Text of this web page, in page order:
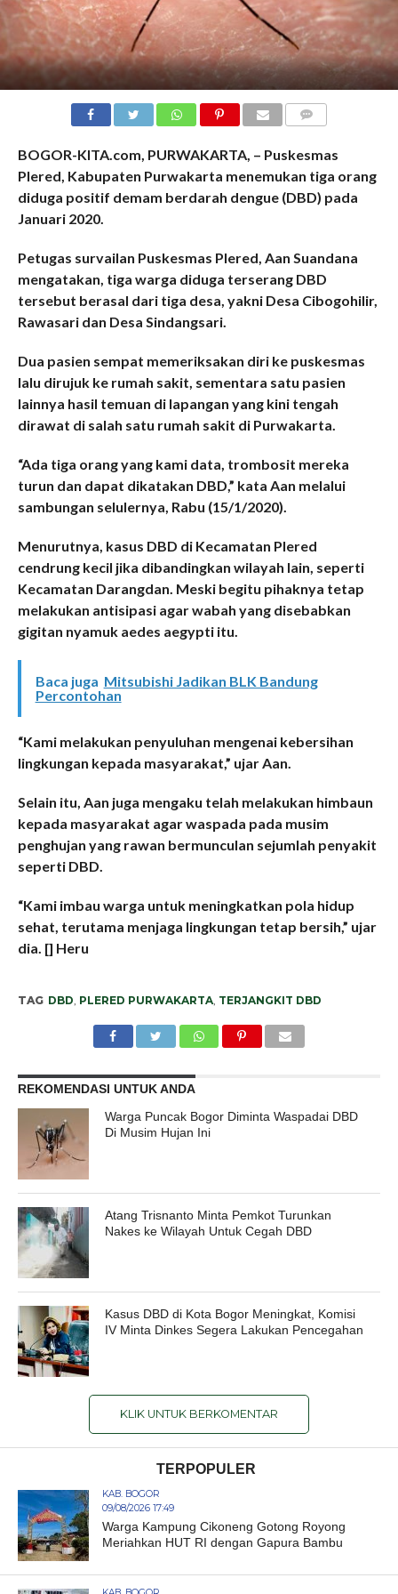
BOGOR-KITA.com, PURWAKARTA, – Puskesmas
Plered, Kabupaten Purwakarta menemukan tiga orang
diduga positif demam berdarah dengue (DBD) pada
Januari 2020.
Petugas survailan Puskesmas Plered, Aan Suandana
mengatakan, tiga warga diduga terserang DBD
tersebut berasal dari tiga desa, yakni Desa Cibogohilir,
Rawasari dan Desa Sindangsari.
Dua pasien sempat memeriksakan diri ke puskesmas
lalu dirujuk ke rumah sakit, sementara satu pasien
lainnya hasil temuan di lapangan yang kini tengah
dirawat di salah satu rumah sakit di Purwakarta.
“Ada tiga orang yang kami data, trombosit mereka
turun dan dapat dikatakan DBD,” kata Aan melalui
sambungan selulernya, Rabu (15/1/2020).
Menurutnya, kasus DBD di Kecamatan Plered
cendrung kecil jika dibandingkan wilayah lain, seperti
Kecamatan Darangdan. Meski begitu pihaknya tetap
melakukan antisipasi agar wabah yang disebabkan
gigitan nyamuk aedes aegypti itu.
Baca juga Mitsubishi Jadikan BLK Bandung
Percontohan
“Kami melakukan penyuluhan mengenai kebersihan
lingkungan kepada masyarakat,” ujar Aan.
Selain itu, Aan juga mengaku telah melakukan himbaun
kepada masyarakat agar waspada pada musim
penghujan yang rawan bermunculan sejumlah penyakit
seperti DBD.
“Kami imbau warga untuk meningkatkan pola hidup
sehat, terutama menjaga lingkungan tetap bersih,” ujar
dia. [] Heru
TAG DBD PLERED PURWAKARTA, TERJANGKIT DBD
REKOMENDASI UNTUK ANDA
Warga Puncak Bogor Diminta Waspadai DBD
Di Musim Hujan Ini
Atang Trisnanto Minta Pemkot Turunkan
Nakes ke Wilayah Untuk Cegah DBD
Kasus DBD di Kota Bogor Meningkat, Komisi
IV Minta Dinkes Segera Lakukan Pencegahan
KLIK UNTUK BERKOMENTAR
TERPOPULER
KAB. BOGOR
09/08/2026 17:49
Warga Kampung Cikoneng Gotong Royong
Meriahkan HUT RI dengan Gapura Bambu